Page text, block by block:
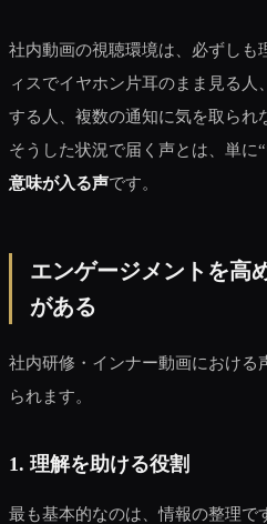
社内動画の視聴環境は、必ずしも
ィスでイヤホン片耳のまま見る
する人、複数の通知に気を取られ
そうした状況で届く声とは、単に“
意味が入る声です。
エンゲージメントを高
がある
社内研修・インナー動画における
られます。
1. 理解を助ける役割
最も基本的なのは、情報の整理で